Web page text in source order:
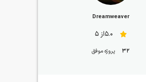
Dreamweaver
5.0از 5
32 پروژه موفق